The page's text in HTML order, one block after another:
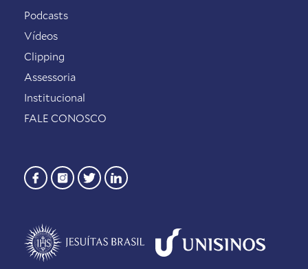
Podcasts
Vídeos
Clipping
Assessoria
Institucional
FALE CONOSCO